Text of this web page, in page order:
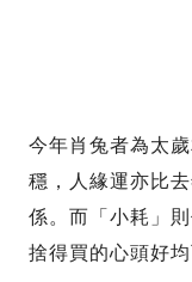
今年肖兔者為太
穩，人緣運亦比
係。而「小耗」
捨得買的心頭好均